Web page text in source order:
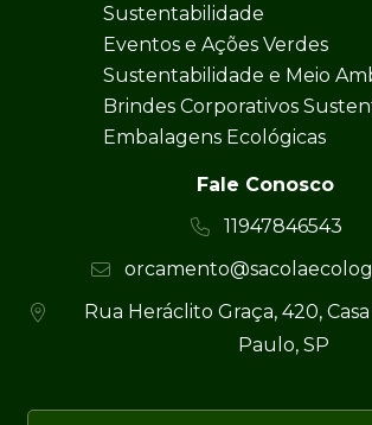
Sustentabilidade
Eventos e Ações Verdes
Sustentabilidade e Meio
Brindes Corporativos
Embalagens Ecológicas
Fale Conosco
11947846543
Rua Heráclito Graça, 420,
Paulo, SP